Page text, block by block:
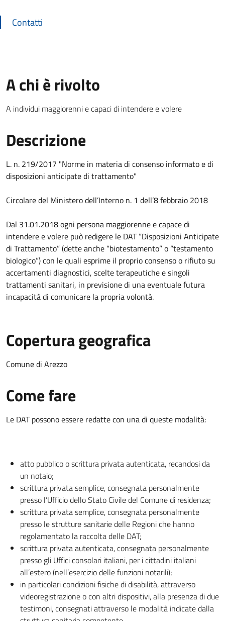
Contatti
A chi è rivolto
A individui maggiorenni e capaci di intendere e volere
Descrizione
L. n. 219/2017 "Norme in materia di consenso informato e di
disposizioni anticipate di trattamento"
Circolare del Ministero dell’Interno n. 1 dell’8 febbraio 2018
Dal 31.01.2018 ogni persona maggiorenne e capace di
intendere e volere può redigere le DAT “Disposizioni Anticipate
di Trattamento” (dette anche “biotestamento” o “testamento
biologico”) con le quali esprime il proprio consenso o rifiuto su
accertamenti diagnostici, scelte terapeutiche e singoli
trattamenti sanitari, in previsione di una eventuale futura
incapacità di comunicare la propria volontà.
Copertura geografica
Comune di Arezzo
Come fare
Le DAT possono essere redatte con una di queste modalità:
atto pubblico o scrittura privata autenticata, recandosi da
un notaio;
scrittura privata semplice, consegnata personalmente
presso l’Ufficio dello Stato Civile del Comune di residenza;
scrittura privata semplice, consegnata personalmente
presso le strutture sanitarie delle Regioni che hanno
regolamentato la raccolta delle DAT;
scrittura privata autenticata, consegnata personalmente
presso gli Uffici consolari italiani, per i cittadini italiani
all’estero (nell’esercizio delle funzioni notarili);
in particolari condizioni fisiche di disabilità, attraverso
videoregistrazione o con altri dispositivi, alla presenza di due
testimoni, consegnati attraverso le modalità indicate dalla